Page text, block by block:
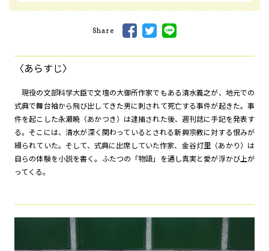
Share
〈あらすじ〉
現役の文部科学大臣で文壇の大御所作家でもある清水義之が、地元での
式典で舞台袖から飛び出してきた男に刺されて死亡する事件が起きた。事
件を起こした永瀬暁（あかつき）は逮捕された後、週刊誌に手記を発表す
る。そこには、清水が深く関わっているとされる新興宗教に対する恨みが
綴られていた。そして、式典に出席していた作家、金谷灯里（あかり）は
自らの体験を小説を書く。ふたつの「物語」を通し真実と愛が浮かび上が
ってくる。